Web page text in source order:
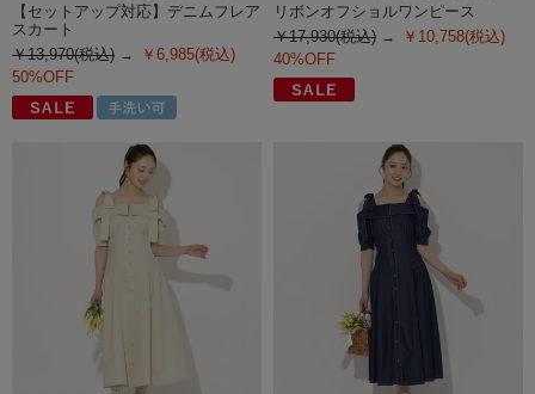
【セットアップ対応】デニムフレア
スカート
￥13,970(税込)
￥6,985(税込)
50%OFF
リボンオフショルワンピース
￥17,930(税込)
￥10,758(税込)
40%OFF